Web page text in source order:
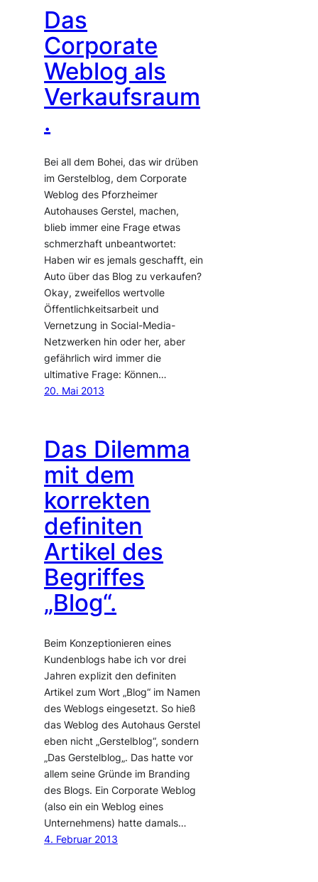
Das
Corporate
Weblog als
Verkaufsraum
.
Bei all dem Bohei, das wir drüben
im Gerstelblog, dem Corporate
Weblog des Pforzheimer
Autohauses Gerstel, machen,
blieb immer eine Frage etwas
schmerzhaft unbeantwortet:
Haben wir es jemals geschafft, ein
Auto über das Blog zu verkaufen?
Okay, zweifellos wertvolle
Öffentlichkeitsarbeit und
Vernetzung in Social-Media-
Netzwerken hin oder her, aber
gefährlich wird immer die
ultimative Frage: Können…
20. Mai 2013
Das Dilemma
mit dem
korrekten
definiten
Artikel des
Begriffes
„Blog“.
Beim Konzeptionieren eines
Kundenblogs habe ich vor drei
Jahren explizit den definiten
Artikel zum Wort „Blog“ im Namen
des Weblogs eingesetzt. So hieß
das Weblog des Autohaus Gerstel
eben nicht „Gerstelblog“, sondern
„Das Gerstelblog„. Das hatte vor
allem seine Gründe im Branding
des Blogs. Ein Corporate Weblog
(also ein ein Weblog eines
Unternehmens) hatte damals…
4. Februar 2013